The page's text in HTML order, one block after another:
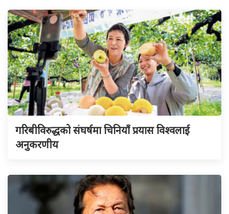
गरिबीविरुद्धको संघर्षमा चिनियाँ प्रयास विश्वलाई
अनुकरणीय